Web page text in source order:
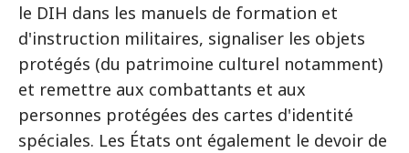
le DIH dans les manuels de formation et
d'instruction militaires, signaliser les objets
protégés (du patrimoine culturel notamment)
et remettre aux combattants et aux
personnes protégées des cartes d'identité
spéciales. Les États ont également le devoir de